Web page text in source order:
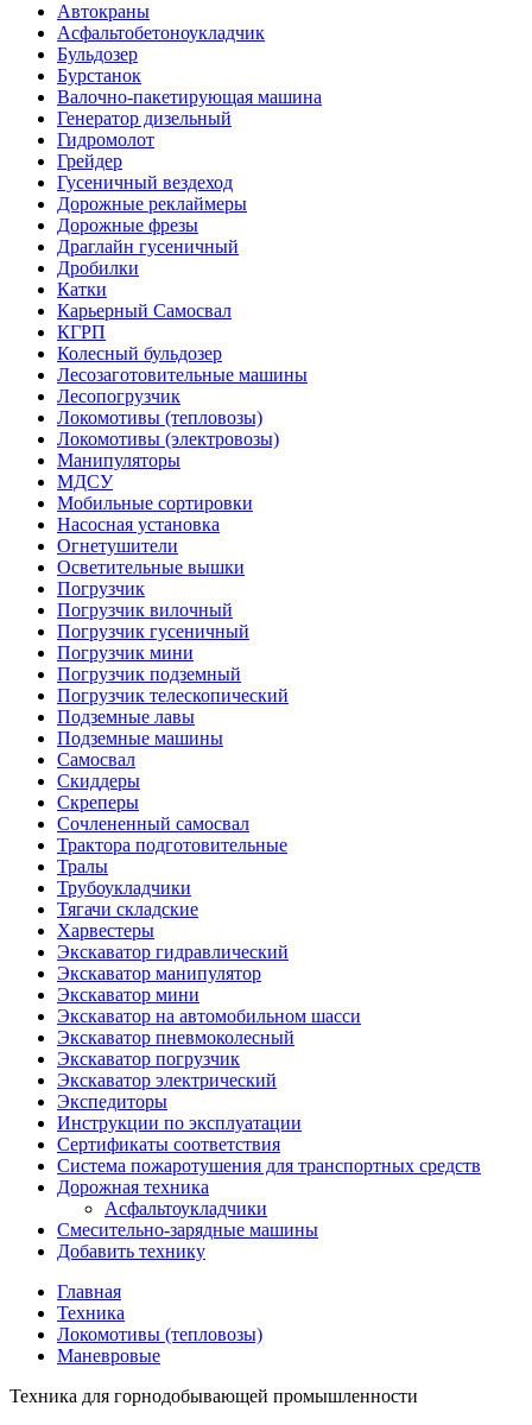
Автокраны
Асфальтобетоноукладчик
Бульдозер
Бурстанок
Валочно-пакетирующая машина
Генератор дизельный
Гидромолот
Грейдер
Гусеничный вездеход
Дорожные реклаймеры
Дорожные фрезы
Драглайн гусеничный
Дробилки
Катки
Карьерный Самосвал
КГРП
Колесный бульдозер
Лесозаготовительные машины
Лесопогрузчик
Локомотивы (тепловозы)
Локомотивы (электровозы)
Манипуляторы
МДСУ
Мобильные сортировки
Насосная установка
Огнетушители
Осветительные вышки
Погрузчик
Погрузчик вилочный
Погрузчик гусеничный
Погрузчик мини
Погрузчик подземный
Погрузчик телескопический
Подземные лавы
Подземные машины
Самосвал
Скиддеры
Скреперы
Сочлененный самосвал
Трактора подготовительные
Тралы
Трубоукладчики
Тягачи складские
Харвестеры
Экскаватор гидравлический
Экскаватор манипулятор
Экскаватор мини
Экскаватор на автомобильном шасси
Экскаватор пневмоколесный
Экскаватор погрузчик
Экскаватор электрический
Экспедиторы
Инструкции по эксплуатации
Сертификаты соответствия
Система пожаротушения для транспортных средств
Дорожная техника
Асфальтоукладчики
Смесительно-зарядные машины
Добавить технику
Главная
Техника
Локомотивы (тепловозы)
Маневровые
Техника для горнодобывающей промышленности